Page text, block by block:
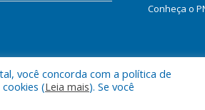
Conheça o
Mapa do Site
você concorda com a política de
(Leia mais). Se você